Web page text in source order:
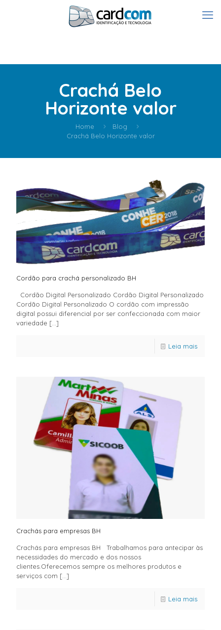
Crachá Belo
Horizonte valor
Home
Blog
Crachá Belo Horizonte valor
Cordão para crachá personalizado BH
Cordão Digital Personalizado Cordão Digital Personalizado
Cordão Digital Personalizado O cordão com impressão
digital possui diferencial por ser confeccionada com maior
variedade […]
Leia mais
Crachás para empresas BH
Crachás para empresas BH Trabalhamos para antecipar às
necessidades do mercado e dos nossos
clientes.Oferecemos sempre os melhores produtos e
serviços com […]
Leia mais